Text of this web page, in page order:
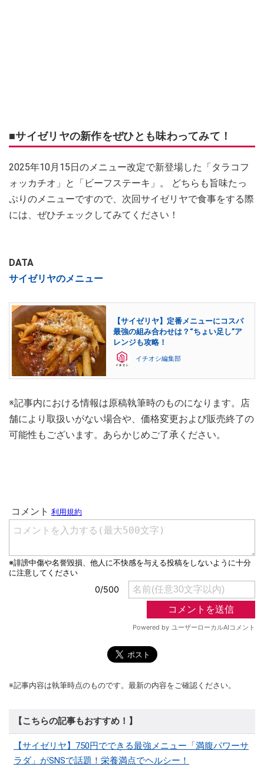
■サイゼリヤの新作をぜひとも味わってみて！
2025年10月15日のメニュー改定で新登場した「タラコフ
ォッカチオ」と「ビーフステーキ」。 どちらも旨味たっ
ぷりのメニューですので、次回サイゼリヤで食事をする際
には、ぜひチェックしてみてください！
DATA
サイゼリヤのメニュー
【サイゼリヤ】定番メニューにコスパ
最強の組み合わせは？“ちょい足し”ア
レンジも攻略！
イチオシ編集部
※記事内における情報は原稿執筆時のものになります。店
舗により取扱いがない場合や、価格変更および販売終了の
可能性もございます。あらかじめご了承ください。
※記事内容は執筆時点のものです。最新の内容をご確認ください。
【こちらの記事もおすすめ！】
【サイゼリヤ】750円でできる最強メニュー「満腹パワーサ
ラダ」がSNSで話題！栄養満点でヘルシー！